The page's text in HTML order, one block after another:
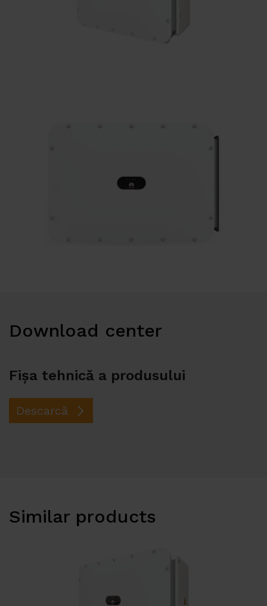
Download center
Fișa tehnică a produsului
Descarcă
Similar products